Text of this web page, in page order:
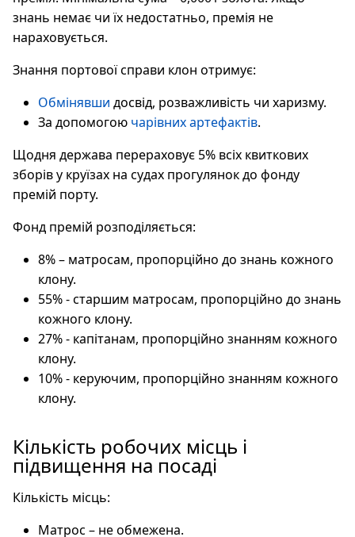
знань немає чи їх недостатньо, премія не
нараховується.
Знання портової справи клон отримує:
Обмінявши досвід, розважливість чи харизму.
За допомогою чарівних артефактів.
Щодня держава перераховує 5% всіх квиткових
зборів у круїзах на судах прогулянок до фонду
премій порту.
Фонд премій розподіляється:
8% – матросам, пропорційно до знань кожного
клону.
55% - старшим матросам, пропорційно до знань
кожного клону.
27% - капітанам, пропорційно знанням кожного
клону.
10% - керуючим, пропорційно знанням кожного
клону.
Кількість робочих місць і
підвищення на посаді
Кількість місць:
Матрос – не обмежена.